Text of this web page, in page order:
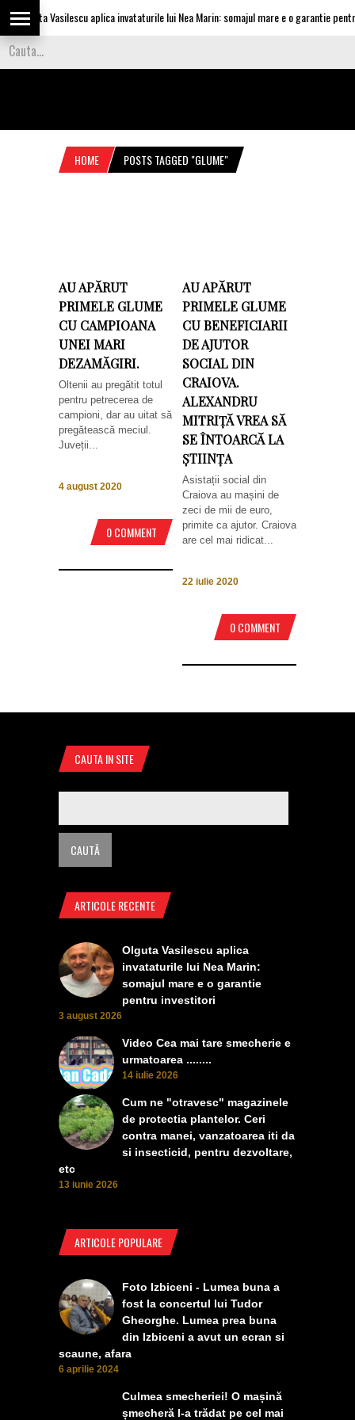
Olguta Vasilescu aplica invataturile lui Nea Marin: somajul mare e o garantie
HOME POSTS TAGGED "GLUME"
AU APĂRUT
PRIMELE GLUME
CU CAMPIOANA
UNEI MARI
DEZAMĂGIRI.
Oltenii au pregătit totul
pentru petrecerea de
campioni, dar au uitat să
pregătească meciul.
Juveții...
4 august 2020
0 COMMENT
AU APĂRUT
PRIMELE GLUME
CU BENEFICIARII
DE AJUTOR
SOCIAL DIN
CRAIOVA.
ALEXANDRU
MITRIȚĂ VREA SĂ
SE ÎNTOARCĂ LA
ȘTIINȚA
Asistații social din
Craiova au mașini de
zeci de mii de euro,
primite ca ajutor. Craiova
are cel mai ridicat...
22 iulie 2020
0 COMMENT
CAUTA IN SITE
ARTICOLE RECENTE
Olguta Vasilescu aplica
invataturile lui Nea Marin:
somajul mare e o garantie
pentru investitori
3 august 2026
Video Cea mai tare smecherie e
urmatoarea ........
14 iulie 2026
Cum ne "otravesc" magazinele
de protectia plantelor. Ceri
contra manei, vanzatoarea iti da
si insecticid, pentru dezvoltare,
etc
13 iunie 2026
ARTICOLE POPULARE
Foto Izbiceni - Lumea buna a
fost la concertul lui Tudor
Gheorghe. Lumea prea buna
din Izbiceni a avut un ecran si
scaune, afara
6 aprilie 2024
Culmea smecheriei! O mașină
șmecheră l-a trădat pe cel mai